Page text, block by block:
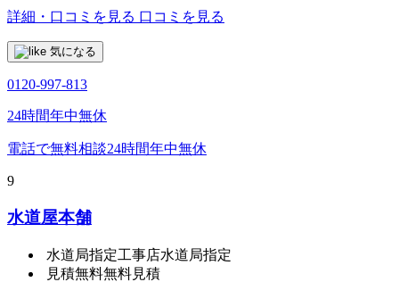
詳細・口コミを見る 口コミを見る
気になる
0120-997-813
24時間年中無休
電話で無料相談24時間年中無休
9
水道屋本舗
水道局指定工事店水道局指定
見積無料無料見積